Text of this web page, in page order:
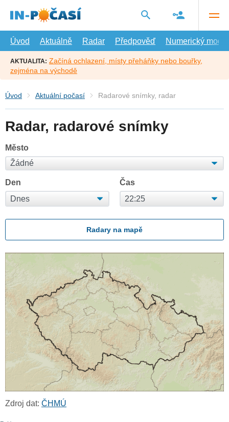
hlavní
Úvod
Aktuálně Radar Předpověď Numerický model
AKTUALITA: Začíná ochlazení, místy přeháňky nebo bouřky,
zejména na východě
Úvod Aktuální počasí Radarové snímky, radar
Radar, radarové snímky
Město
Den Čas
Radary na mapě
Zdroj dat: ČHMÚ